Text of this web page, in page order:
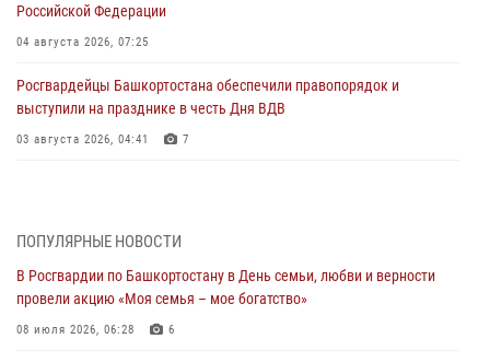
Российской Федерации
04 августа 2026, 07:25
Росгвардейцы Башкортостана обеспечили правопорядок и
выступили на празднике в честь Дня ВДВ
03 августа 2026, 04:41 7
03 августа 2026, 04:30 8
В Башкирии росгвардейцы провели волейбольный турнир на
открытом воздухе
03 августа 2026, 04:29
ПОПУЛЯРНЫЕ НОВОСТИ
В Росгвардии по Башкортостану в День семьи, любви и верности
провели акцию «Моя семья – мое богатство»
08 июля 2026, 06:28 6